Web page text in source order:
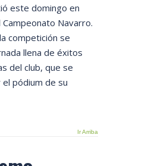
este domingo en
Navarro.
competición se
llena de éxitos
del club, que se
pódium de su
Ir Arriba